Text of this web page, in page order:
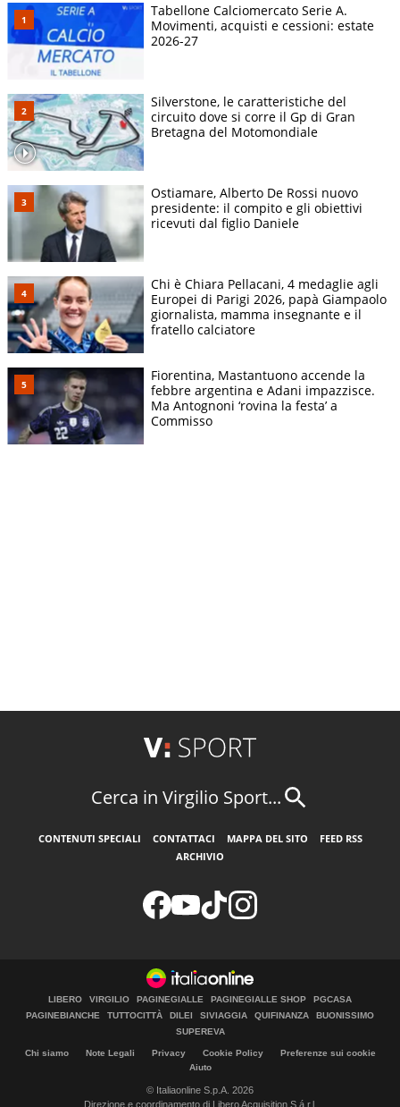
Tabellone Calciomercato Serie A.
Movimenti, acquisti e cessioni: estate
2026-27
Silverstone, le caratteristiche del
circuito dove si corre il Gp di Gran
Bretagna del Motomondiale
Ostiamare, Alberto De Rossi nuovo
presidente: il compito e gli obiettivi
ricevuti dal figlio Daniele
Chi è Chiara Pellacani, 4 medaglie agli
Europei di Parigi 2026, papà Giampaolo
giornalista, mamma insegnante e il
fratello calciatore
Fiorentina, Mastantuono accende la
febbre argentina e Adani impazzisce.
Ma Antognoni ‘rovina la festa’ a
Commisso
Cerca in Virgilio Sport...
CONTENUTI SPECIALI CONTATTACI MAPPA DEL SITO
FEED RSS
ARCHIVIO
LIBERO VIRGILIO PAGINEGIALLE PAGINEGIALLE SHOP
PGCASA
PAGINEBIANCHE
TUTTOCITTÀ DILEI SIVIAGGIA QUIFINANZA
BUONISSIMO
SUPEREVA
Chi siamo Note Legali Privacy Cookie Policy
Preferenze sui cookie
Aiuto
© Italiaonline S.p.A. 2026
Direzione e coordinamento di Libero Acquisition S.á r.l.